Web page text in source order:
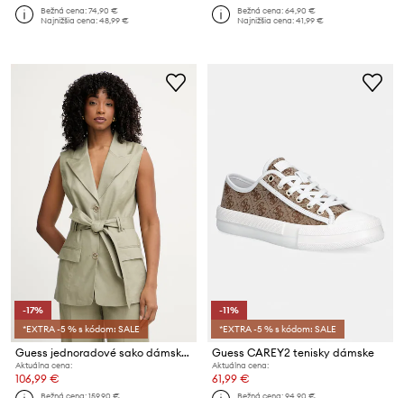
Bežná cena:74,90 €
Najnižšia cena:48,99 €
Bežná cena:64,90 €
Najnižšia cena:41,99 €
-17%
*EXTRA -5 % s kódom: SALE
Guess jednoradové sako dámske s ľanom CARLA
Aktuálna cena:
106,99 €
Bežná cena:159,90 €
-11%
*EXTRA -5 % s kódom: SALE
Guess CAREY2 tenisky dámske
Aktuálna cena:
61,99 €
Bežná cena:94,90 €